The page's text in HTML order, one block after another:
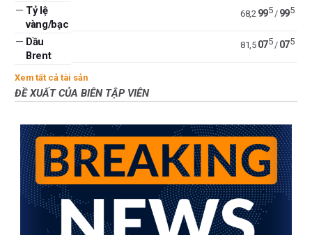
— Tỷ lệ
vàng/bạc
68,2 995/ 995
— Dầu
Brent
81,5 075/ 075
Xem tất cả tài sản
ĐỀ XUẤT CỦA BIÊN TẬP VIÊN